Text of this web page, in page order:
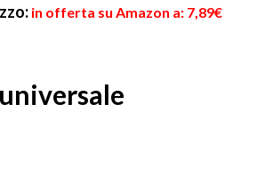
in offerta su Amazon a: 7,89€